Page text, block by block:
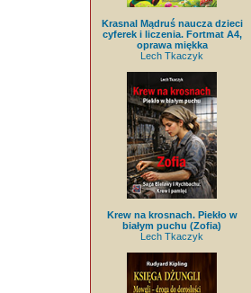
Krasnal Mądruś naucza dzieci
cyferek i liczenia. Fortmat A4,
oprawa miękka
Lech Tkaczyk
Krew na krosnach. Piekło w
białym puchu (Zofia)
Lech Tkaczyk